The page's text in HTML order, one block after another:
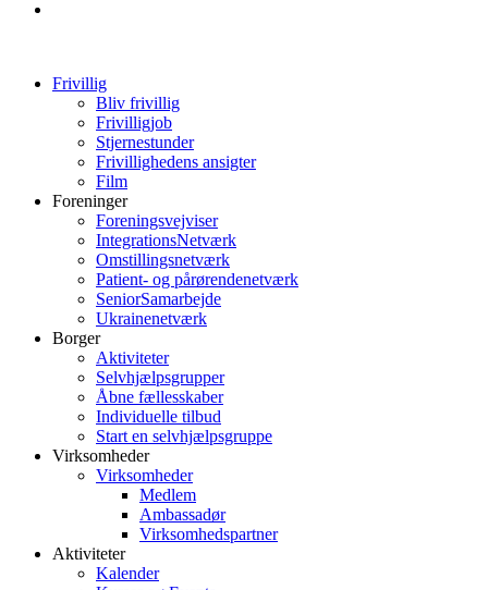
Frivillig
Bliv frivillig
Frivilligjob
Stjernestunder
Frivillighedens ansigter
Film
Foreninger
Foreningsvejviser
IntegrationsNetværk
Omstillingsnetværk
Patient- og pårørendenetværk
SeniorSamarbejde
Ukrainenetværk
Borger
Aktiviteter
Selvhjælpsgrupper
Åbne fællesskaber
Individuelle tilbud
Start en selvhjælpsgruppe
Virksomheder
Virksomheder
Medlem
Ambassadør
Virksomhedspartner
Aktiviteter
Kalender